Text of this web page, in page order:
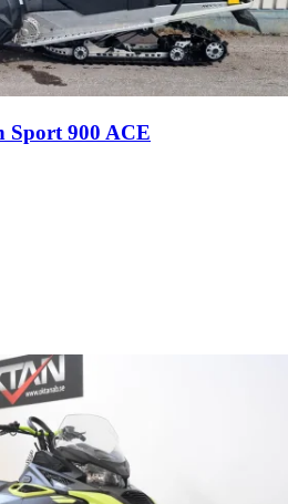
Sport 900 ACE